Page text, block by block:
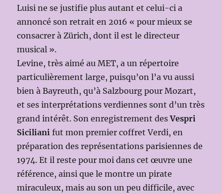
Luisi ne se justifie plus autant et celui-ci a
annoncé son retrait en 2016 « pour mieux se
consacrer à Zürich, dont il est le directeur
musical ».
Levine, très aimé au MET, a un répertoire
particulièrement large, puisqu’on l’a vu aussi
bien à Bayreuth, qu’à Salzbourg pour Mozart,
et ses interprétations verdiennes sont d’un très
grand intérêt. Son enregistrement desVespri
Siciliani fut mon premier coffret Verdi, en
préparation des représentations parisiennes de
1974. Et il reste pour moi dans cet œuvre une
référence, ainsi que le montre un pirate
miraculeux, mais au son un peu difficile, avec